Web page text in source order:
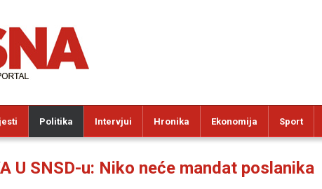
Politika Intervjui Hronika Ekonomija Sport
U SNSD-u: Niko neće mandat poslanika